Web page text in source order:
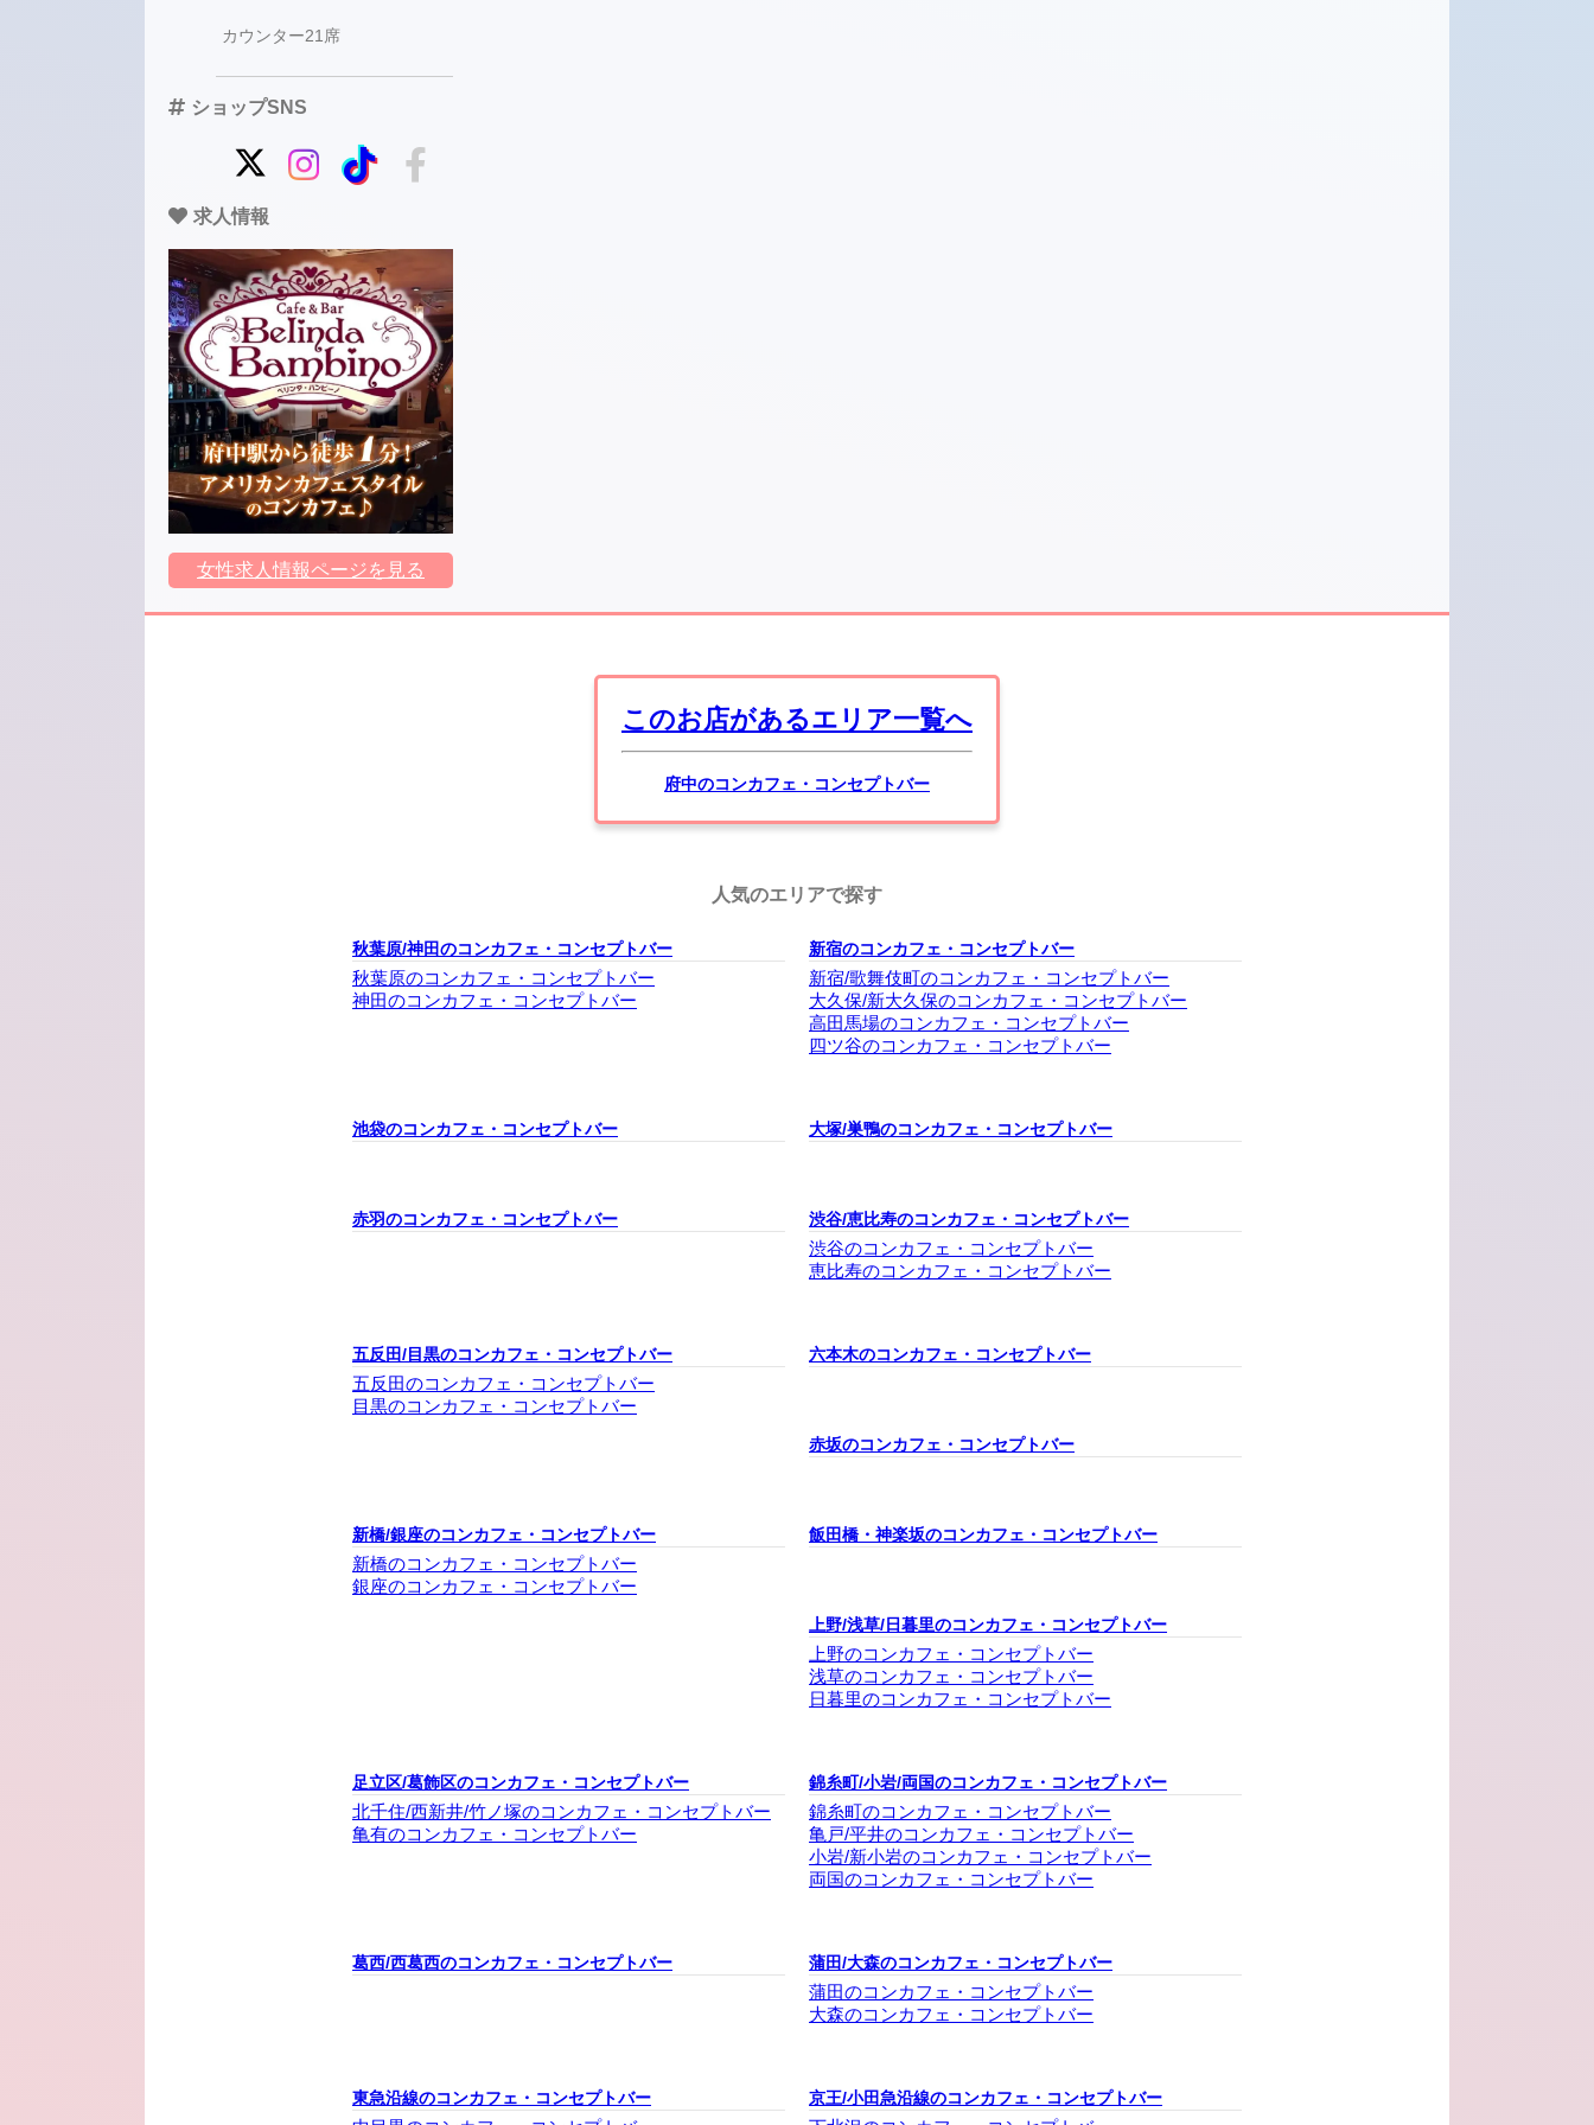
カウンター21席
ショップSNS
求人情報
女性求人情報ページを見る
このお店があるエリア一覧へ
府中のコンカフェ・コンセプトバー
人気のエリアで探す
秋葉原/神田のコンカフェ・コンセプトバー
秋葉原のコンカフェ・コンセプトバー
神田のコンカフェ・コンセプトバー
新宿のコンカフェ・コンセプトバー
新宿/歌舞伎町のコンカフェ・コンセプトバー
大久保/新大久保のコンカフェ・コンセプトバー
高田馬場のコンカフェ・コンセプトバー
四ツ谷のコンカフェ・コンセプトバー
池袋のコンカフェ・コンセプトバー 大塚/巣鴨のコンカフェ・コンセプトバー
赤羽のコンカフェ・コンセプトバー 渋谷/恵比寿のコンカフェ・コンセプトバー
渋谷のコンカフェ・コンセプトバー
恵比寿のコンカフェ・コンセプトバー
五反田/目黒のコンカフェ・コンセプトバー
五反田のコンカフェ・コンセプトバー
目黒のコンカフェ・コンセプトバー
六本木のコンカフェ・コンセプトバー
赤坂のコンカフェ・コンセプトバー
新橋/銀座のコンカフェ・コンセプトバー
新橋のコンカフェ・コンセプトバー
銀座のコンカフェ・コンセプトバー
飯田橋・神楽坂のコンカフェ・コンセプトバー
上野/浅草/日暮里のコンカフェ・コンセプトバー
上野のコンカフェ・コンセプトバー
浅草のコンカフェ・コンセプトバー
日暮里のコンカフェ・コンセプトバー
足立区/葛飾区のコンカフェ・コンセプトバー
北千住/西新井/竹ノ塚のコンカフェ・コンセプトバー
亀有のコンカフェ・コンセプトバー
錦糸町/小岩/両国のコンカフェ・コンセプトバー
錦糸町のコンカフェ・コンセプトバー
亀戸/平井のコンカフェ・コンセプトバー
小岩/新小岩のコンカフェ・コンセプトバー
両国のコンカフェ・コンセプトバー
葛西/西葛西のコンカフェ・コンセプトバー 蒲田/大森のコンカフェ・コンセプトバー
蒲田のコンカフェ・コンセプトバー
大森のコンカフェ・コンセプトバー
東急沿線のコンカフェ・コンセプトバー 京王/小田急沿線のコンカフェ・コンセプトバー